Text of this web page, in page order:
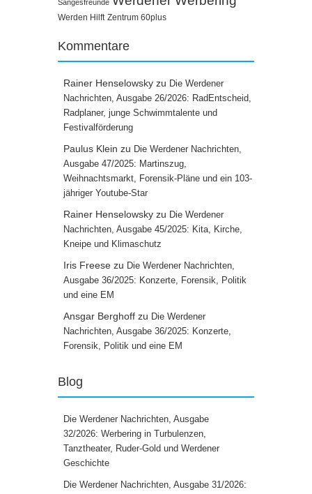
Sangesfreunde
Werden Hilft Zentrum 60plus
Kommentare
Rainer Henselowsky zu Die Werdener
Nachrichten, Ausgabe 26/2026: RadEntscheid,
Radplaner, junge Schwimmtalente und
Festivalförderung
Paulus Klein zu Die Werdener Nachrichten,
Ausgabe 47/2025: Martinszug,
Weihnachtsmarkt, Forensik-Pläne und ein 103-
jähriger Youtube-Star
Rainer Henselowsky zu Die Werdener
Nachrichten, Ausgabe 45/2025: Kita, Kirche,
Kneipe und Klimaschutz
Iris Freese zu Die Werdener Nachrichten,
Ausgabe 36/2025: Konzerte, Forensik, Politik
und eine EM
Ansgar Berghoff zu Die Werdener
Nachrichten, Ausgabe 36/2025: Konzerte,
Forensik, Politik und eine EM
Blog
Die Werdener Nachrichten, Ausgabe
32/2026: Werbering in Turbulenzen,
Tanztheater, Ruder-Gold und Werdener
Geschichte
Die Werdener Nachrichten, Ausgabe 31/2026: